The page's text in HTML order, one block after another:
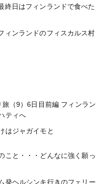
終日はフィンランドで食べた
ィンランドのフィスカルス村
旅（9）6日目前編 フィンラン
ティへ
はジャガイモと
こと・・・どんなに強く願っ
発ヘルシンキ行きのフェリー